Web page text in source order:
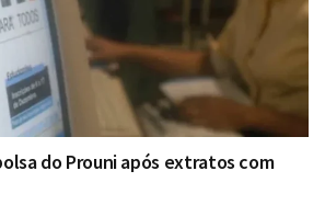
do Prouni após extratos com